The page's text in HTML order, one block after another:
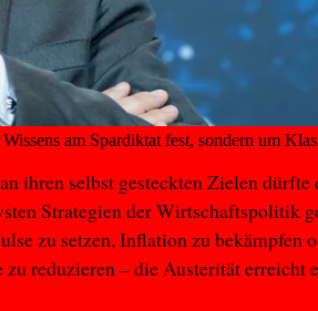
am Spardiktat fest, sondern um
ihren selbst gesteckten Zielen
Strategien der Wirtschaftspolitik
zu setzen, Inflation zu bekämpfen
zu reduzieren – die Austerität erreicht